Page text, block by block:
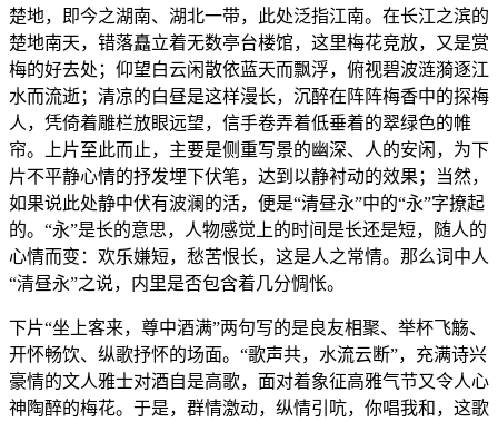
楚地，即今之湖南、湖北一带，此处泛指江南。在长江之滨的
楚地南天，错落矗立着无数亭台楼馆，这里梅花竞放，又是赏
梅的好去处；仰望白云闲散依蓝天而飘浮，俯视碧波涟漪逐江
水而流逝；清凉的白昼是这样漫长，沉醉在阵阵梅香中的探梅
人，凭倚着雕栏放眼远望，信手卷弄着低垂着的翠绿色的帷
帘。上片至此而止，主要是侧重写景的幽深、人的安闲，为下
片不平静心情的抒发埋下伏笔，达到以静衬动的效果；当然，
如果说此处静中伏有波澜的活，便是“清昼永”中的“永”字撩起
的。“永”是长的意思，人物感觉上的时间是长还是短，随人的
心情而变：欢乐嫌短，愁苦恨长，这是人之常情。那么词中人
“清昼永”之说，内里是否包含着几分惆怅。
下片“坐上客来，尊中酒满”两句写的是良友相聚、举杯飞觞、
开怀畅饮、纵歌抒怀的场面。“歌声共，水流云断”，充满诗兴
豪情的文人雅士对酒自是高歌，面对着象征高雅气节又令人心
神陶醉的梅花。于是，群情激动，纵情引吭，你唱我和，这歌